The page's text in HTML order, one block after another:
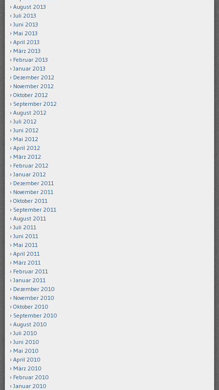
August 2013
Juli 2013
Juni 2013
Mai 2013
April 2013
März 2013
Februar 2013
Januar 2013
Dezember 2012
November 2012
Oktober 2012
September 2012
August 2012
Juli 2012
Juni 2012
Mai 2012
April 2012
März 2012
Februar 2012
Januar 2012
Dezember 2011
November 2011
Oktober 2011
September 2011
August 2011
Juli 2011
Juni 2011
Mai 2011
April 2011
März 2011
Februar 2011
Januar 2011
Dezember 2010
November 2010
Oktober 2010
September 2010
August 2010
Juli 2010
Juni 2010
Mai 2010
April 2010
März 2010
Februar 2010
Januar 2010